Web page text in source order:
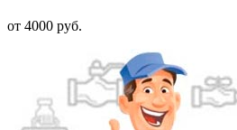
от 4000 руб.